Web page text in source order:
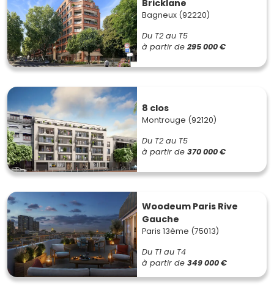
Bricklane
Bagneux (92220)
Du T2 au T5
à partir de 295 000 €
8 clos
Montrouge (92120)
Du T2 au T5
à partir de 370 000 €
Woodeum Paris Rive
Gauche
Paris 13ème (75013)
Du T1 au T4
à partir de 349 000 €